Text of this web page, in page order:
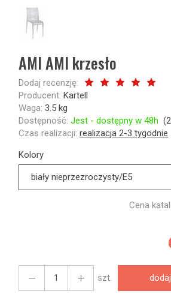
AMI AMI krzesło
Dodaj recenzję:
Producent: Kartell
Waga: 3.5 kg
Dostępność: Jest - dostępny w 48h (2
Czas realizacji: realizacja 2-3 tygodnie
Kolory
biały nieprzezroczysty/E5
Cena
szt.